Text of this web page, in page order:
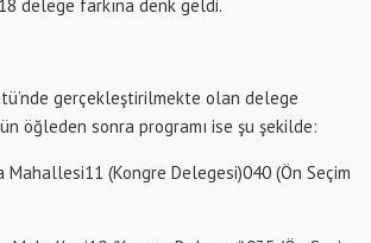
delege farkına denk geldi.
gerçekleştirilmekte olan delege
öğleden sonra programı ise şu şekilde:
Mahallesi11 (Kongre Delegesi)040 (Ön Seçim